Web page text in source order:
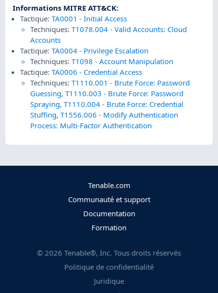
Informations MITRE ATT&CK:
Tactique: TA0001 - Initial Access
Techniques:T1078.004 -Valid Accounts: Cloud
Accounts
Tactique: TA0004- Privilege Escalation
Techniques:T1098 -Account Manipulation
Tactique: TA0006 - Credential Access
Techniques:T1110.001 - Brute Force: Password
Guessing,T1110.003 - Brute Force: Password
Spraying,T1110.004 - Brute Force: Credential
Stuffing,T1556.006 - Modify Authentication
Process: Multi-Factor Authentication
Tenable.com
Communauté et support
Documentation
Formation
© 2026 Tenable®, Inc. Tous droits réservés
Politique de confidentialité
Juridique